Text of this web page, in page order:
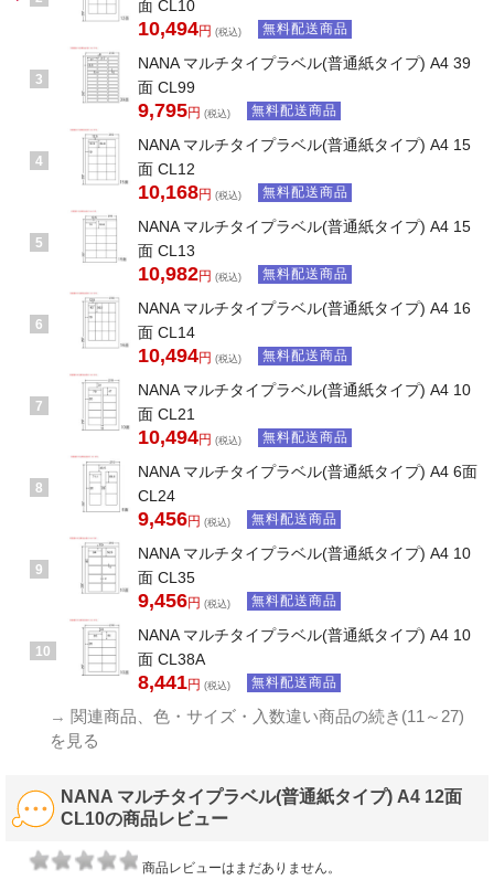
面 CL10
10,494円 (税込) 無料配送商品
3
NANA マルチタイプラベル(普通紙タイプ) A4 39
面 CL99
9,795円 (税込) 無料配送商品
4
NANA マルチタイプラベル(普通紙タイプ) A4 15
面 CL12
10,168円 (税込) 無料配送商品
5
NANA マルチタイプラベル(普通紙タイプ) A4 15
面 CL13
10,982円 (税込) 無料配送商品
6
NANA マルチタイプラベル(普通紙タイプ) A4 16
面 CL14
10,494円 (税込) 無料配送商品
7
NANA マルチタイプラベル(普通紙タイプ) A4 10
面 CL21
10,494円 (税込) 無料配送商品
8
NANA マルチタイプラベル(普通紙タイプ) A4 6面
CL24
9,456円 (税込) 無料配送商品
9
NANA マルチタイプラベル(普通紙タイプ) A4 10
面 CL35
9,456円 (税込) 無料配送商品
10
NANA マルチタイプラベル(普通紙タイプ) A4 10
面 CL38A
8,441円 (税込) 無料配送商品
→ 関連商品、色・サイズ・入数違い商品の続き(11～27)
を見る
NANA マルチタイプラベル(普通紙タイプ) A4 12面
CL10の商品レビュー
商品レビューはまだありません。